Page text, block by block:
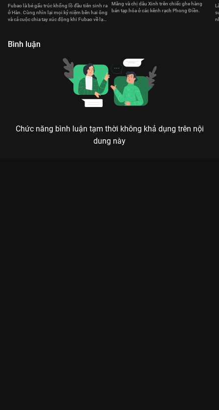
Fubao là bé gấu trúc khổng lồ đầu tiên sinh ra
ở Hàn. Cùng nhìn lại mọi kỷ niệm bên hai ông
và cả cuộc chia tay xúc động khi Fubao về lại
Măng và chị dâu Xinh trên chiếc ghe hàng
bán tạp hóa ở các kênh rạch Phong Điền.
Bình luận
Chức năng bình luận tạm thời không khả dụng trên nội
dung này